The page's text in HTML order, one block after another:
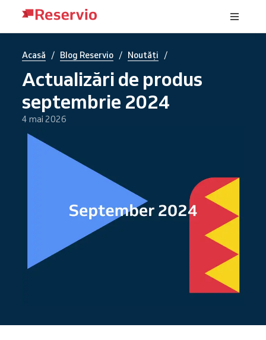
Acasă / Blog Reservio / Noutăți /
Actualizări de produs
septembrie 2024
4 mai 2026